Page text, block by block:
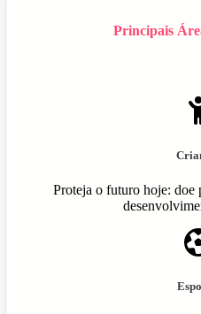
Principais
Proteja o futuro hoje: doe